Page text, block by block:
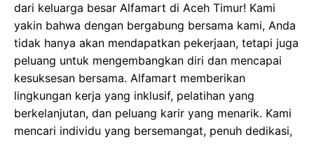
dari keluarga besar Alfamart di Aceh Timur! Kami
yakin bahwa dengan bergabung bersama kami, Anda
tidak hanya akan mendapatkan pekerjaan, tetapi juga
peluang untuk mengembangkan diri dan mencapai
kesuksesan bersama. Alfamart memberikan
lingkungan kerja yang inklusif, pelatihan yang
berkelanjutan, dan peluang karir yang menarik. Kami
mencari individu yang bersemangat, penuh dedikasi,